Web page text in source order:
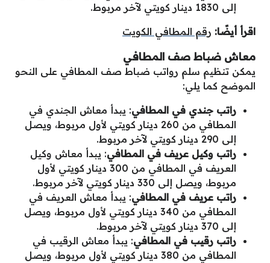
إلى 1830 دينار كويتي لآخر مربوط.
اقرأ أيضًا: رقم المطافي الكويت
معاش ضباط صف المطافي
يمكن تنظيم سلم رواتب ضباط صف المطافي على النحو
الموضح كما يلي:
راتب جندي في المطافي: يبدأ معاش الجندي في
المطافي من 260 دينار كويتي لأول مربوط، ويصل
إلى 290 دينار كويتي لآخر مربوط.
راتب وكيل عريف في المطافي: يبدأ معاش وكيل
العريف في المطافي من 300 دينار كويتي لأول
مربوط، ويصل إلى 330 دينار كويتي لآخر مربوط.
راتب عريف في المطافي: يبدأ معاش العريف في
المطافي من 340 دينار كويتي لأول مربوط، ويصل
إلى 370 دينار كويتي لآخر مربوط.
راتب رقيب في المطافي: يبدأ معاش الرقيب في
المطافي من 380 دينار كويتي لأول مربوط، ويصل